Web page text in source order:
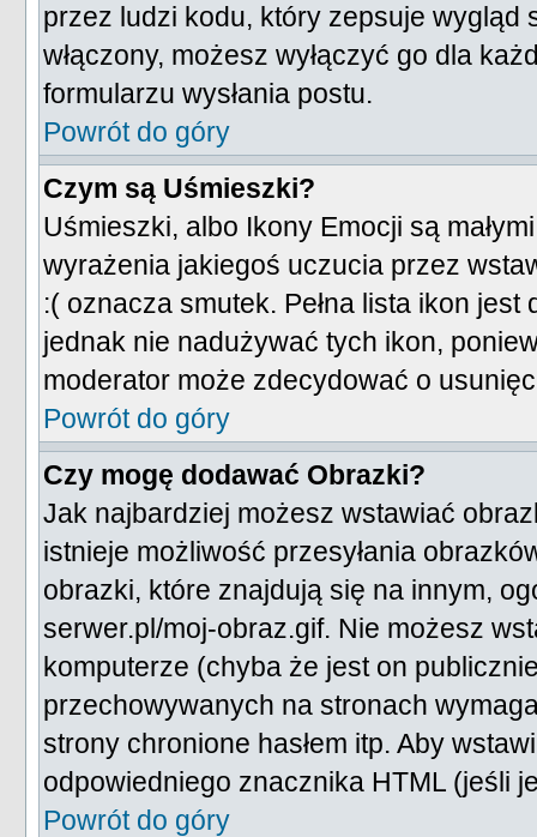
przez ludzi kodu, który zepsuje wygląd
włączony, możesz wyłączyć go dla
formularzu wysłania postu.
Powrót do góry
Czym są Uśmieszki?
Uśmieszki, albo Ikony Emocji są
wyrażenia jakiegoś uczucia przez
:( oznacza smutek. Pełna lista ikon
jednak nie nadużywać tych ikon,
moderator może zdecydować o
Powrót do góry
Czy mogę dodawać Obrazki?
Jak najbardziej możesz wstawiać
istnieje możliwość przesyłania
obrazki, które znajdują się na innym,
serwer.pl/moj-obraz.gif. Nie możesz
komputerze (chyba że jest on
przechowywanych na stronach
strony chronione hasłem itp. Aby
odpowiedniego znacznika HTML (jeśli
Powrót do góry